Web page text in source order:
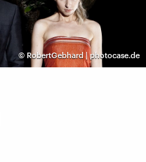
© RobertGebhard | photocase.de